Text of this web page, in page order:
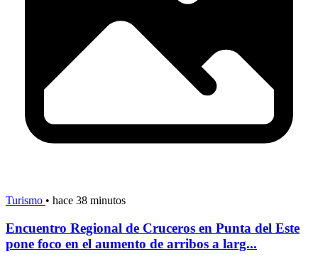
Turismo • hace 38 minutos
Encuentro Regional de Cruceros en Punta del Este
pone foco en el aumento de arribos a larg...